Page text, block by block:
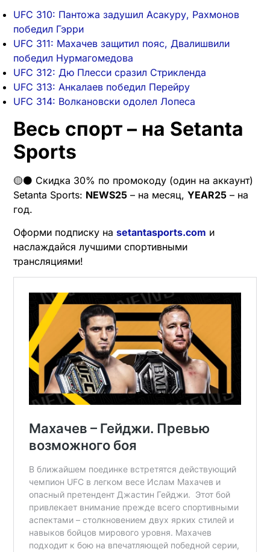
UFC 310: Пантожа задушил Асакуру, Рахмонов
победил Гэрри
UFC 311: Махачев защитил пояс, Двалишвили
победил Нурмагомедова
UFC 312: Дю Плесси сразил Стрикленда
UFC 313: Анкалаев победил Перейру
UFC 314: Волкановски одолел Лопеса
Весь спорт – на Setanta
Sports
🟡⚫️ Скидка 30% по промокоду (один на аккаунт)
Setanta Sports: NEWS25 – на месяц, YEAR25 – на
год.
Оформи подписку на setantasports.com и
наслаждайся лучшими спортивными
трансляциями!